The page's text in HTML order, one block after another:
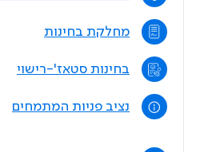
מחלקת בחינות
בחינות סטאז'-רישוי
נציב פניות המתמחים